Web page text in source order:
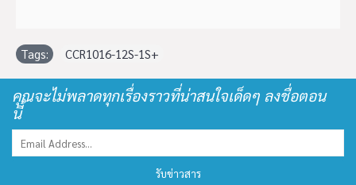
Tags: CCR1016-12S-1S+
คุณจะไม่พลาดทุกเรื่องราวที่น่าสนใจเด็ดๆ ลงชื่อตอน
นี้
รับข่าวสาร